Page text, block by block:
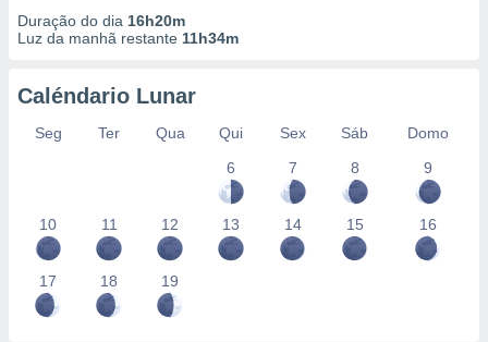
Duração do dia 16h20m
Luz da manhã restante 11h34m
Caléndario Lunar
Seg Ter Qua Qui Sex Sáb
Domo
6
7 8 9
10 11 12 13 14 15 16
17 18 19